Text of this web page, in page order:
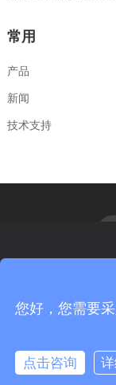
常用
产品
新闻
技术支持
京ICP备09056840号-3
汇能精电非常重视您
们的 隐私政策
我同意
您好，您需要
点击咨询